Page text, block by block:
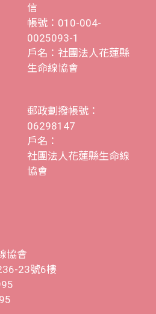
信
帳號：010-004-
0025093-1
戶名：社團法人花蓮縣
生命線協會
郵政劃撥帳號：
06298147
戶名：
社團法人花蓮縣生命線
協會
協會
23號6樓